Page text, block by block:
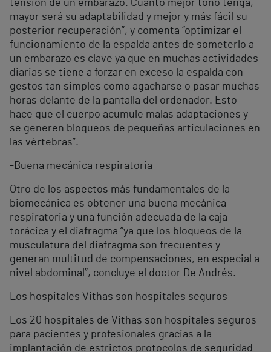
tensión de un embarazo. Cuanto mejor tono tenga,
mayor será su adaptabilidad y mejor y más fácil su
posterior recuperación”, y comenta “optimizar el
funcionamiento de la espalda antes de someterlo a
un embarazo es clave ya que en muchas actividades
diarias se tiene a forzar en exceso la espalda con
gestos tan simples como agacharse o pasar muchas
horas delante de la pantalla del ordenador. Esto
hace que el cuerpo acumule malas adaptaciones y
se generen bloqueos de pequeñas articulaciones en
las vértebras”.
-Buena mecánica respiratoria
Otro de los aspectos más fundamentales de la
biomecánica es obtener una buena mecánica
respiratoria y una función adecuada de la caja
torácica y el diafragma “ya que los bloqueos de la
musculatura del diafragma son frecuentes y
generan multitud de compensaciones, en especial a
nivel abdominal”, concluye el doctor De Andrés.
Los hospitales Vithas son hospitales seguros
Los 20 hospitales de Vithas son hospitales seguros
para pacientes y profesionales gracias a la
implantación de estrictos protocolos de seguridad